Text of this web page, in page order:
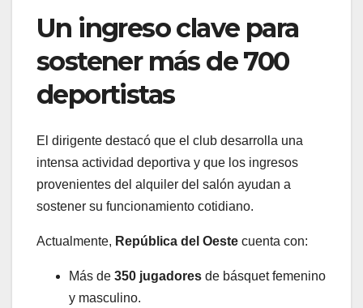
Un ingreso clave para
sostener más de 700
deportistas
El dirigente destacó que el club desarrolla una
intensa actividad deportiva y que los ingresos
provenientes del alquiler del salón ayudan a
sostener su funcionamiento cotidiano.
Actualmente, República del Oeste cuenta con:
Más de 350 jugadores de básquet femenino
y masculino.